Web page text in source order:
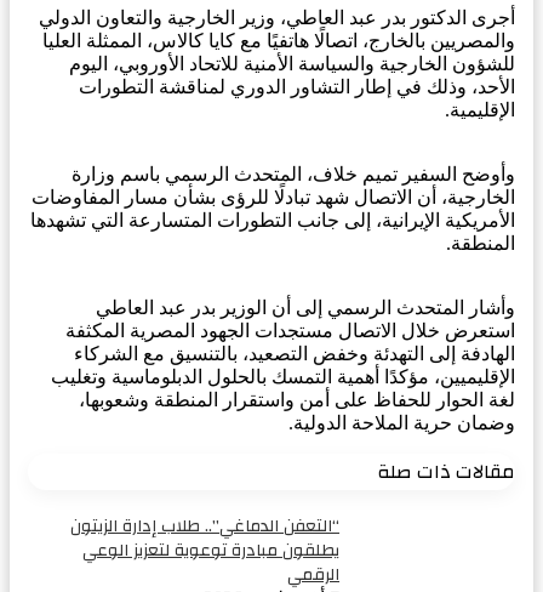
أجرى الدكتور بدر عبد العاطي، وزير الخارجية والتعاون الدولي
والمصريين بالخارج، اتصالًا هاتفيًا مع كايا كالاس، الممثلة العليا
للشؤون الخارجية والسياسة الأمنية للاتحاد الأوروبي، اليوم
الأحد، وذلك في إطار التشاور الدوري لمناقشة التطورات
الإقليمية.
وأوضح السفير تميم خلاف، المتحدث الرسمي باسم وزارة
الخارجية، أن الاتصال شهد تبادلًا للرؤى بشأن مسار المفاوضات
الأمريكية الإيرانية، إلى جانب التطورات المتسارعة التي تشهدها
المنطقة.
وأشار المتحدث الرسمي إلى أن الوزير بدر عبد العاطي
استعرض خلال الاتصال مستجدات الجهود المصرية المكثفة
الهادفة إلى التهدئة وخفض التصعيد، بالتنسيق مع الشركاء
الإقليميين، مؤكدًا أهمية التمسك بالحلول الدبلوماسية وتغليب
لغة الحوار للحفاظ على أمن واستقرار المنطقة وشعوبها،
وضمان حرية الملاحة الدولية.
مقالات ذات صلة
“التعفن الدماغي”.. طلاب إدارة الزيتون
يطلقون مبادرة توعوية لتعزيز الوعي
الرقمي